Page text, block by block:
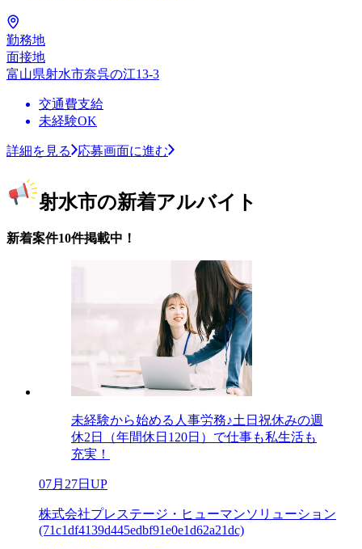
勤務地
面接地
富山県射水市奈呉の江13-3
交通費支給
未経験OK
詳細を見る 応募画面に進む
射水市の新着アルバイト
新着案件10件掲載中！
未経験から始める人事労務♪土日祝休みの週
休2日（年間休日120日）で仕事も私生活も
充実！
07月27日UP
株式会社プレステージ・ヒューマンソリューション
(71c1df4139d445edbf91e0e1d62a21dc)